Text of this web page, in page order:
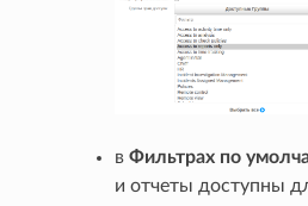
вФильтрах по
и отчеты доступны